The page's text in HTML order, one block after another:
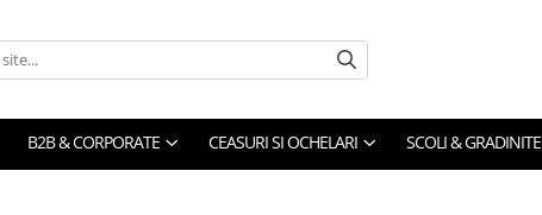
B2B & CORPORATE CEASURI SI OCHELARI SCOLI & GRADINITE